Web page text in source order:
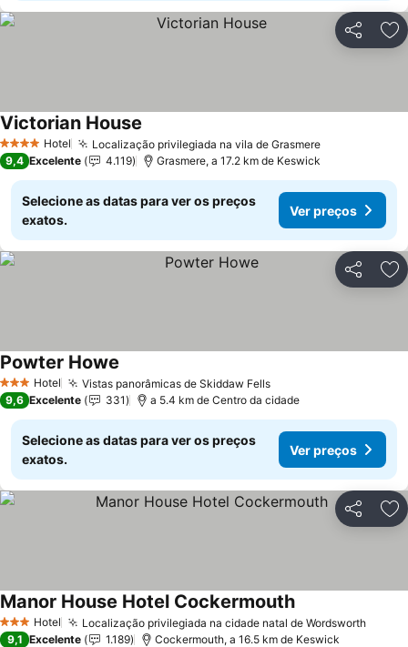
Partilhar
4 EstrelasHotel Localização privilegiada na vila de Grasmere
Victorian House
9,4 Excelente 4.119 Grasmere, a 17.2 km de Keswick
Selecione as datas para ver os preços
exatos.
Ver preços
Partilhar
3 EstrelasHotel Vistas panorâmicas de Skiddaw Fells
Powter Howe
9,6 Excelente 331 a 5.4 km de Centro da cidade
Selecione as datas para ver os preços
exatos.
Ver preços
Partilhar
3 EstrelasHotel Localização privilegiada na cidade natal de Wordsworth
Manor House Hotel Cockermouth
9,1 Excelente 1.189 Cockermouth, a 16.5 km de Keswick